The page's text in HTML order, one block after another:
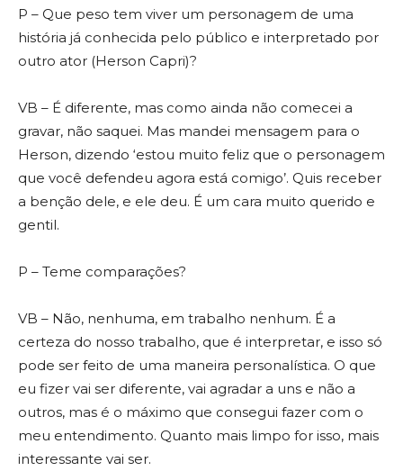
P – Que peso tem viver um personagem de uma
história já conhecida pelo público e interpretado por
outro ator (Herson Capri)?
VB – É diferente, mas como ainda não comecei a
gravar, não saquei. Mas mandei mensagem para o
Herson, dizendo ‘estou muito feliz que o personagem
que você defendeu agora está comigo’. Quis receber
a benção dele, e ele deu. É um cara muito querido e
gentil.
P – Teme comparações?
VB – Não, nenhuma, em trabalho nenhum. É a
certeza do nosso trabalho, que é interpretar, e isso só
pode ser feito de uma maneira personalística. O que
eu fizer vai ser diferente, vai agradar a uns e não a
outros, mas é o máximo que consegui fazer com o
meu entendimento. Quanto mais limpo for isso, mais
interessante vai ser.